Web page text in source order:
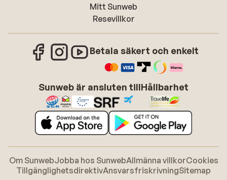
Mitt Sunweb
Resevillkor
Betala säkert och enkelt
Sunweb är ansluten tillHållbarhet
Om SunwebJobba hos SunwebAllmänna villkorCookies
TillgänglighetsdirektivAnsvarsfriskrivningSitemap